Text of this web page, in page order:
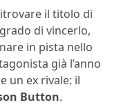
il titolo di
di vincerlo,
in pista nello
già l’anno
un ex rivale: il
Button.